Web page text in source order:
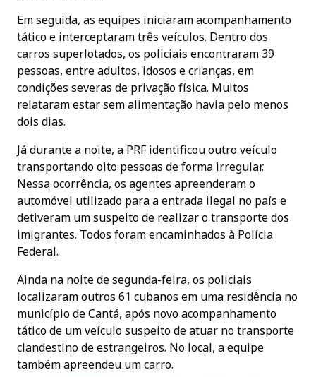
Em seguida, as equipes iniciaram acompanhamento
tático e interceptaram três veículos. Dentro dos
carros superlotados, os policiais encontraram 39
pessoas, entre adultos, idosos e crianças, em
condições severas de privação física. Muitos
relataram estar sem alimentação havia pelo menos
dois dias.
Já durante a noite, a PRF identificou outro veículo
transportando oito pessoas de forma irregular.
Nessa ocorrência, os agentes apreenderam o
automóvel utilizado para a entrada ilegal no país e
detiveram um suspeito de realizar o transporte dos
imigrantes. Todos foram encaminhados à Polícia
Federal.
Ainda na noite de segunda-feira, os policiais
localizaram outros 61 cubanos em uma residência no
município de Cantá, após novo acompanhamento
tático de um veículo suspeito de atuar no transporte
clandestino de estrangeiros. No local, a equipe
também apreendeu um carro.